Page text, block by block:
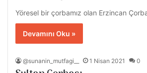
Yöresel bir çorbamız olan Erzincan
Devamını Oku »
@sunanin_mutfagi__ 1 Nisan 2021 0